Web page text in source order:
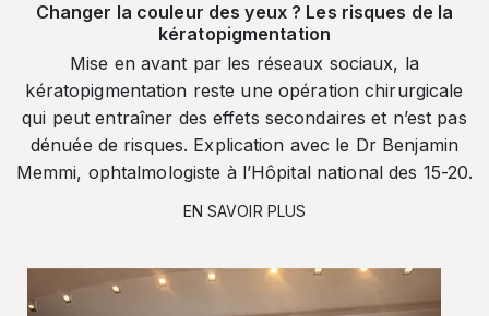
Changer la couleur des yeux ? Les risques de la
kératopigmentation
Mise en avant par les réseaux sociaux, la
kératopigmentation reste une opération chirurgicale
qui peut entraîner des effets secondaires et n’est pas
dénuée de risques. Explication avec le Dr Benjamin
Memmi, ophtalmologiste à l’Hôpital national des 15-20.
EN SAVOIR PLUS